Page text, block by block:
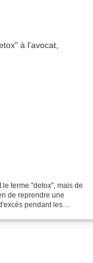
terme "detox", mais de
de reprendre une
pendant les